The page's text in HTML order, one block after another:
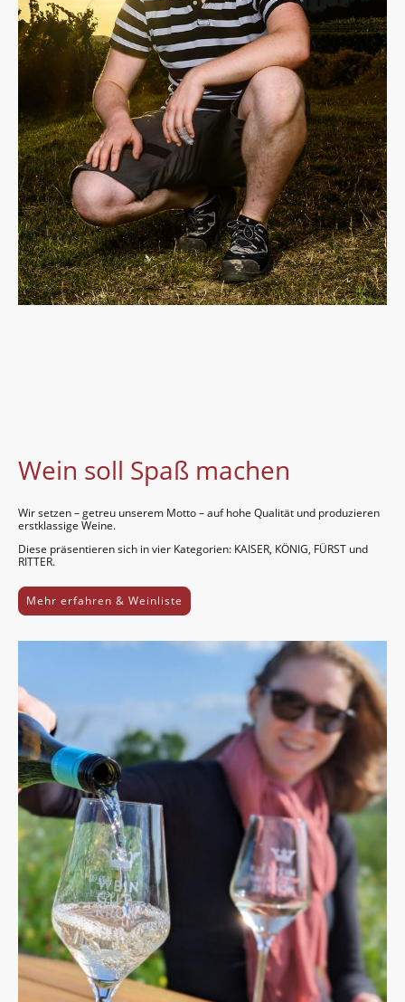
Wein soll Spaß machen
Wir setzen – getreu unserem Motto – auf hohe Quali­tät und produ­zieren
erst­klassige Weine.
Diese präsen­tieren sich in vier Kate­gorien: KAISER, KÖNIG, FÜRST und
RITTER.
Mehr erfahren & Weinliste